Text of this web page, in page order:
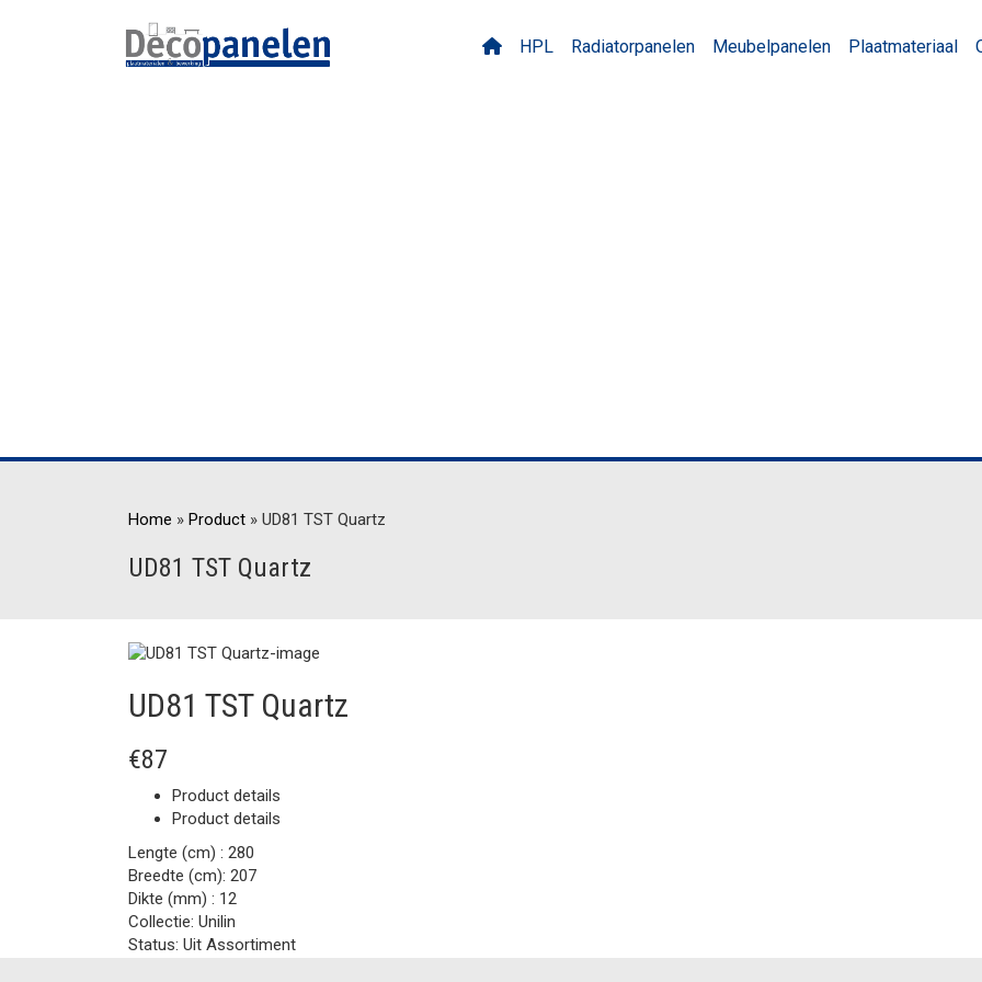
HPL Radiatorpanelen Meubelpanelen Plaatmateriaal
Home » Product » UD81 TST Quartz
UD81 TST Quartz
UD81 TST Quartz
€87
Product details
Product details
Lengte (cm) : 280
Breedte (cm): 207
Dikte (mm) : 12
Collectie: Unilin
Status: Uit Assortiment